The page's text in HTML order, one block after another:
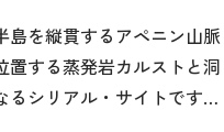
島を縦貫するアペニン山脈
置する蒸発岩カルストと洞
るシリアル・サイトです。